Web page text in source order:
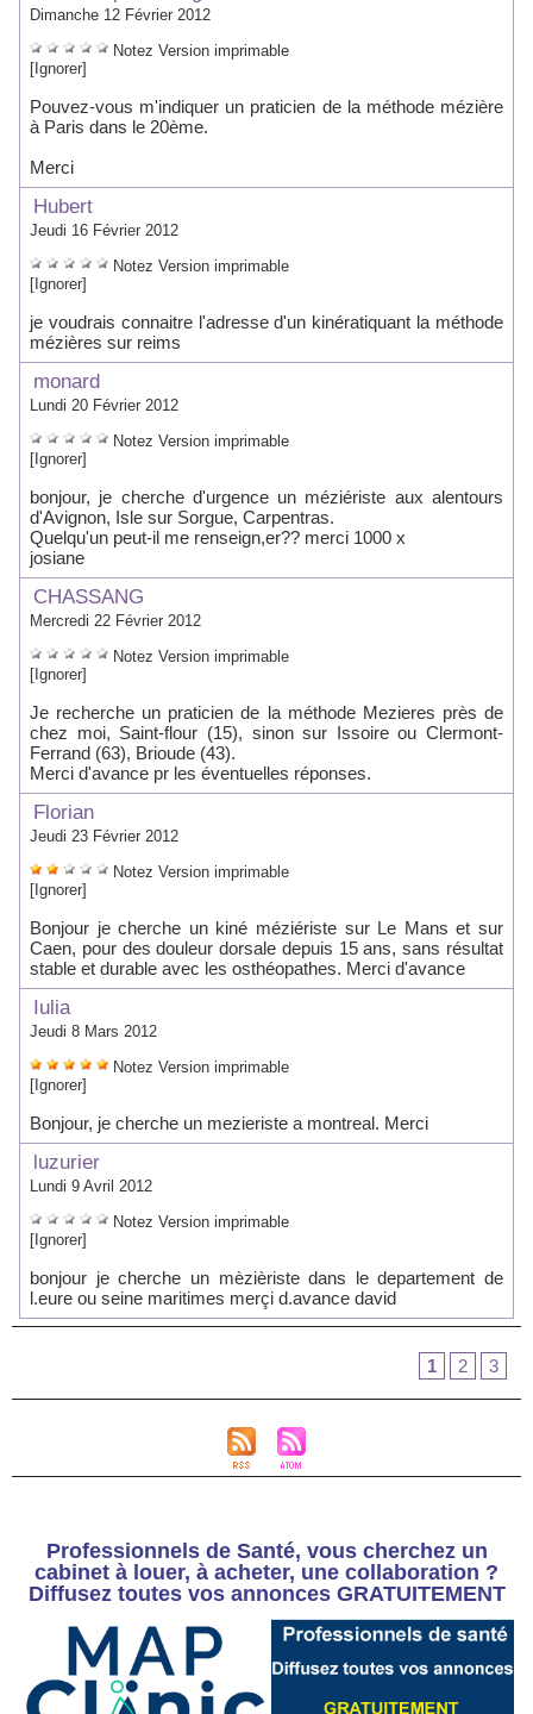
Dimanche 12 Février 2012
Notez Version imprimable
[Ignorer]
Pouvez-vous m'indiquer un praticien de la méthode mézière
à Paris dans le 20ème.
Merci
Hubert
Jeudi 16 Février 2012
Notez Version imprimable
[Ignorer]
je voudrais connaitre l'adresse d'un kinératiquant la méthode
mézières sur reims
monard
Lundi 20 Février 2012
Notez Version imprimable
[Ignorer]
bonjour, je cherche d'urgence un méziériste aux alentours
d'Avignon, Isle sur Sorgue, Carpentras.
Quelqu'un peut-il me renseign,er?? merci 1000 x
josiane
CHASSANG
Mercredi 22 Février 2012
Notez Version imprimable
[Ignorer]
Je recherche un praticien de la méthode Mezieres près de
chez moi, Saint-flour (15), sinon sur Issoire ou Clermont-
Ferrand (63), Brioude (43).
Merci d'avance pr les éventuelles réponses.
Florian
Jeudi 23 Février 2012
Notez Version imprimable
[Ignorer]
Bonjour je cherche un kiné méziériste sur Le Mans et sur
Caen, pour des douleur dorsale depuis 15 ans, sans résultat
stable et durable avec les osthéopathes. Merci d'avance
Iulia
Jeudi 8 Mars 2012
Notez Version imprimable
[Ignorer]
Bonjour, je cherche un mezieriste a montreal. Merci
luzurier
Lundi 9 Avril 2012
Notez Version imprimable
[Ignorer]
bonjour je cherche un mèzièriste dans le departement de
l.eure ou seine maritimes merçi d.avance david
1 2 3
Professionnels de Santé, vous cherchez un
cabinet à louer, à acheter, une collaboration ?
Diffusez toutes vos annonces GRATUITEMENT